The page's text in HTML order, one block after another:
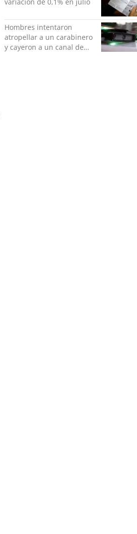
Hombres intentaron
atropellar a un carabinero
y cayeron a un canal de